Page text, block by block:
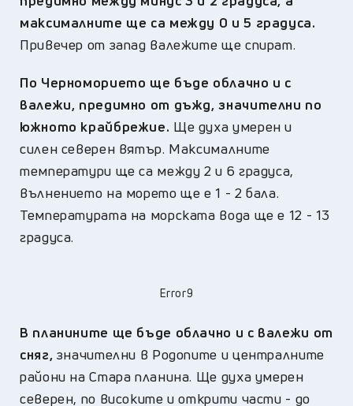
максималните ще са между 0 и 5 градуса.
Привечер от запад валежите ще спират.
По Черноморието ще бъде облачно и с
валежи, предимно от дъжд, значителни по
южното крайбрежие. Ще духа умерен и
силен северен вятър. Максималните
температури ще са между 2 и 6 градуса,
вълнението на морето ще е 1 - 2 бала.
Температурата на морската вода ще е 12 - 13
градуса.
Error9
В планините ще бъде облачно и с валежи от
сняг, значителни в Родопите и централните
райони на Стара планина. Ще духа умерен
северен, по високите и открити части - до